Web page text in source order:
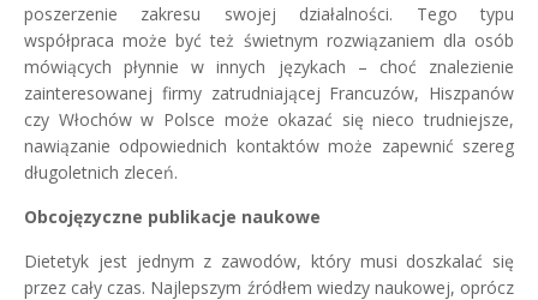
poszerzenie zakresu swojej działalności. Tego typu
współpraca może być też świetnym rozwiązaniem dla osób
mówiących płynnie w innych językach – choć znalezienie
zainteresowanej firmy zatrudniającej Francuzów, Hiszpanów
czy Włochów w Polsce może okazać się nieco trudniejsze,
nawiązanie odpowiednich kontaktów może zapewnić szereg
długoletnich zleceń.
Obcojęzyczne publikacje naukowe
Dietetyk jest jednym z zawodów, który musi doszkalać się
przez cały czas. Najlepszym źródłem wiedzy naukowej, oprócz